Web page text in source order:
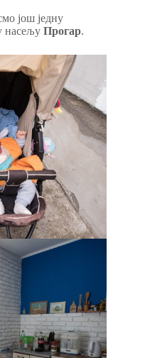
још једну
насељу Прогар.